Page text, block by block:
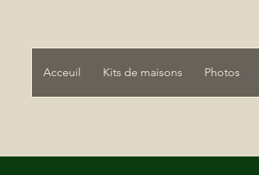
Acceuil Kits de maisons Photos